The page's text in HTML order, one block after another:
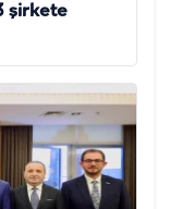
şirkete